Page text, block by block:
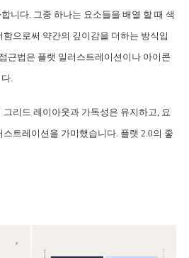
합니다. 그중 하나는 요소들을 배열 할 때 색
으로써 약간의 깊이감을 더하는 방식입
근법은 플랫 일러스트레이션이나 아이콘
.
리드 레이아웃과 가독성은 유지하고, 요
트레이션을 가미했습니다. 플랫 2.0의 좋